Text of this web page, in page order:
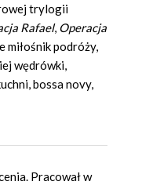
trylogii
Rafael, Operacja
miłośnik podróży,
wędrówki,
bossa novy,
Pracował w